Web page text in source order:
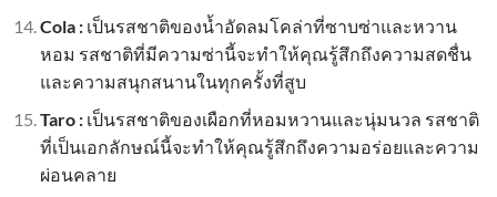
Cola : เป็นรสชาติของน้ำอัดลมโคล่าที่ซาบซ่าและหวาน
หอม รสชาติที่มีความซ่านี้จะทำให้คุณรู้สึกถึงความสดชื่น
และความสนุกสนานในทุกครั้งที่สูบ
Taro : เป็นรสชาติของเผือกที่หอมหวานและนุ่มนวล รสชาติ
ที่เป็นเอกลักษณ์นี้จะทำให้คุณรู้สึกถึงความอร่อยและความ
ผ่อนคลาย